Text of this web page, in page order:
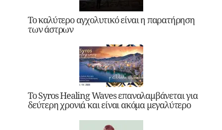
Το καλύτερο αγχολυτικό είναι η παρατήρηση
των άστρων
Το Syros Healing Waves επαναλαμβάνεται για
δεύτερη χρονιά και είναι ακόμα μεγαλύτερο